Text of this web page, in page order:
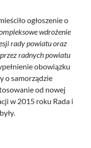
ogłoszenie o
wdrożenie
rady powiatu oraz
radnych powiatu
obowiązku
o samorządzie
od nowej
w 2015 roku Rada i
do transmisji sesji i